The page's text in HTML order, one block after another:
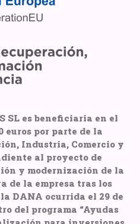
SL es beneficiaria en el
euros por parte de la
Industria, Comercio y
al proyecto de
y modernización de la
de la empresa tras los
DANA ocurrida el 29 de
del programa “Ayudas